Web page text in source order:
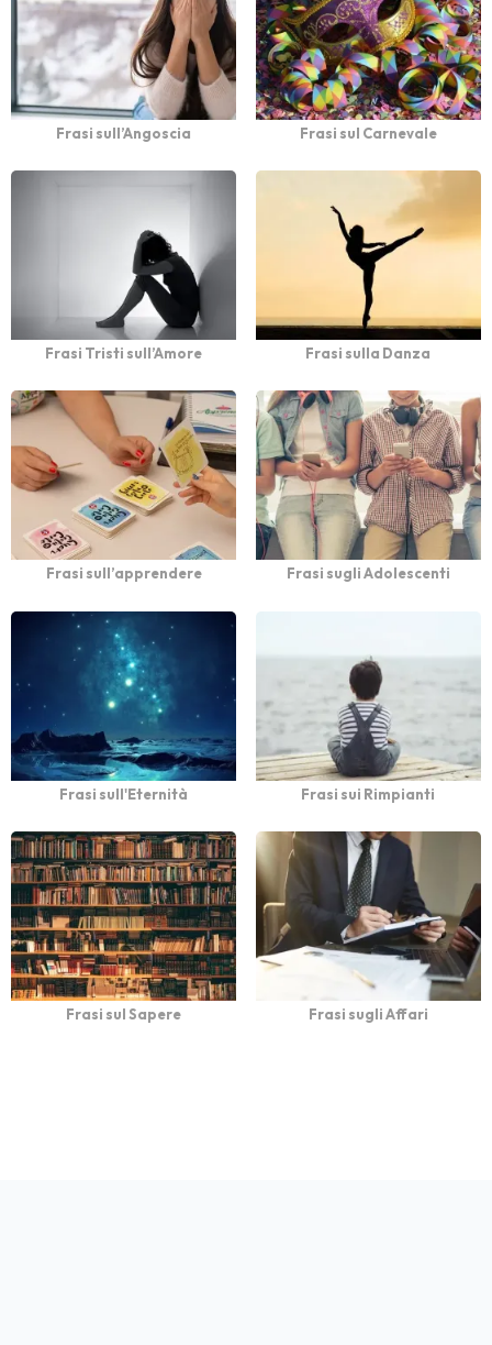
Frasi sull’Angoscia Frasi sul Carnevale
Frasi Tristi sull’Amore Frasi sulla Danza
Frasi sull’apprendere Frasi sugli Adolescenti
Frasi sull'Eternità Frasi sui Rimpianti
Frasi sul Sapere Frasi sugli Affari